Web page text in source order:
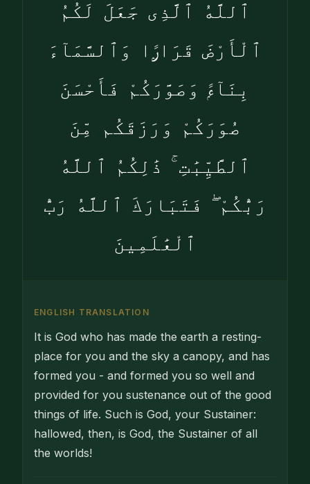
ٱللَّهُ ٱلَّذِى جَعَلَ لَكُمُ
ٱلْأَرْضَ قَرَارًۭا وَٱلسَّمَآءَ
بِنَآءًۭ وَصَوَّرَكُمْ فَأَحْسَنَ
صُوَرَكُمْ وَرَزَقَكُم مِّنَ
ٱلطَّيِّبَٰتِ ۚ ذَٰلِكُمُ ٱللَّهُ
رَبُّكُمْ ۖ فَتَبَارَكَ ٱللَّهُ رَبُّ
ٱلْعَٰلَمِينَ
ENGLISH TRANSLATION
It is God who has made the earth a resting-
place for you and the sky a canopy, and has
formed you - and formed you so well and
provided for you sustenance out of the good
things of life. Such is God, your Sustainer:
hallowed, then, is God, the Sustainer of all
the worlds!